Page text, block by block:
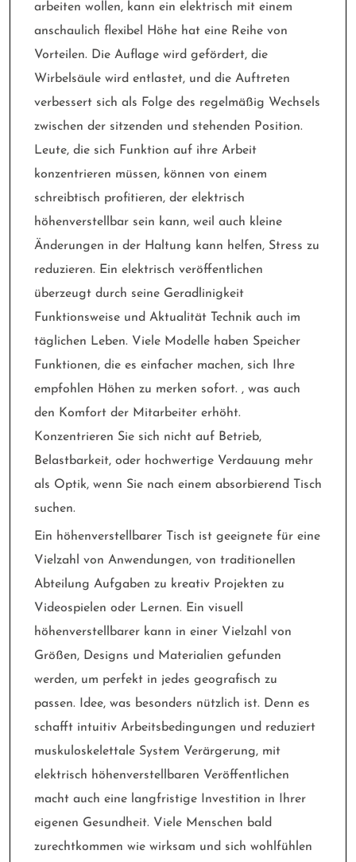
arbeiten wollen, kann ein elektrisch mit einem
anschaulich flexibel Höhe hat eine Reihe von
Vorteilen. Die Auflage wird gefördert, die
Wirbelsäule wird entlastet, und die Auftreten
verbessert sich als Folge des regelmäßig Wechsels
zwischen der sitzenden und stehenden Position.
Leute, die sich Funktion auf ihre Arbeit
konzentrieren müssen, können von einem
schreibtisch profitieren, der elektrisch
höhenverstellbar sein kann, weil auch kleine
Änderungen in der Haltung kann helfen, Stress zu
reduzieren. Ein elektrisch veröffentlichen
überzeugt durch seine Geradlinigkeit
Funktionsweise und Aktualität Technik auch im
täglichen Leben. Viele Modelle haben Speicher
Funktionen, die es einfacher machen, sich Ihre
empfohlen Höhen zu merken sofort. , was auch
den Komfort der Mitarbeiter erhöht.
Konzentrieren Sie sich nicht auf Betrieb,
Belastbarkeit, oder hochwertige Verdauung mehr
als Optik, wenn Sie nach einem absorbierend Tisch
suchen.
Ein höhenverstellbarer Tisch ist geeignete für eine
Vielzahl von Anwendungen, von traditionellen
Abteilung Aufgaben zu kreativ Projekten zu
Videospielen oder Lernen. Ein visuell
höhenverstellbarer kann in einer Vielzahl von
Größen, Designs und Materialien gefunden
werden, um perfekt in jedes geografisch zu
passen. Idee, was besonders nützlich ist. Denn es
schafft intuitiv Arbeitsbedingungen und reduziert
muskuloskelettale System Verärgerung, mit
elektrisch höhenverstellbaren Veröffentlichen
macht auch eine langfristige Investition in Ihrer
eigenen Gesundheit. Viele Menschen bald
zurechtkommen wie wirksam und sich wohlfühlen